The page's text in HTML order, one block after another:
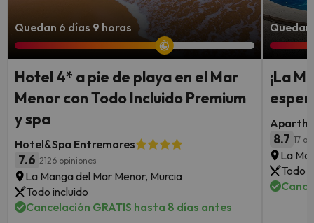
Quedan 6 días 9 horas
Hotel 4* a pie de playa en el Mar
Menor con Todo Incluido Premium
y spa
Hotel&Spa Entremares
7.6 2126 opiniones
La Manga del Mar Menor, Murcia
Todo incluido
Cancelación GRATIS hasta 8 días antes
¡La
8.7 17
La
Todo